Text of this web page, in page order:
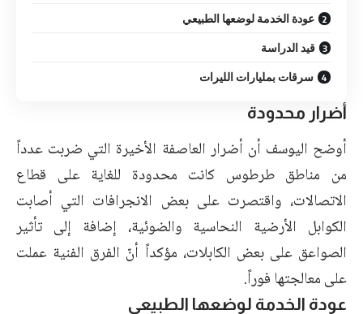
عودة الخدمة لوضعها الطبيعي
قيد الدراسة
سرقات بمليارات الليرات
أضرار محدودة
أوضح اليوسف أن أضرار العاصفة الأخيرة التي ضربت عدداً
من مناطق طرطوس كانت محدودة للغاية على قطاع
الاتصالات، واقتصرت على بعض الانجرافات التي أصابت
الكوابل الأرضية النحاسية والضوئية، إضافة إلى تأثير
الصواعق على بعض الكابلات، مؤكداً أنّ الفرق الفنية عملت
على معالجتها فوراً.
عودة الخدمة لوضعها الطبيعي